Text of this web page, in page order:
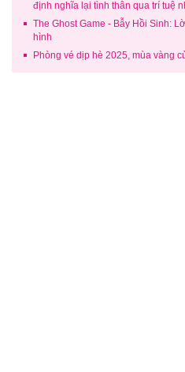
định nghĩa lại tình thân qua trí tuệ
The Ghost Game - Bẫy Hồi Sinh:
hình
Phòng vé dịp hè 2025, mùa vàng